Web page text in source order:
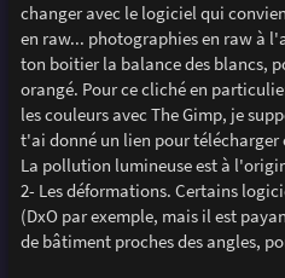
changer avec le logiciel qui
en raw... photographies en raw à
ton boitier la balance des blancs,
orangé. Pour ce cliché en
les couleurs avec The Gimp, je
t'ai donné un lien pour
La pollution lumineuse est à
2- Les déformations. Certains
(DxO par exemple, mais il est
de bâtiment proches des angles,